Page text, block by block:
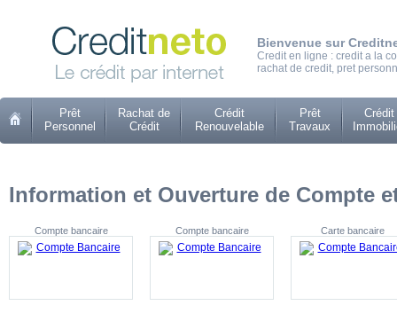
Bienvenue sur
Credit en ligne : credit a la
rachat de credit, pret
Prêt
Personnel
Rachat de
Crédit
Crédit
Renouvelable
Prêt
Travaux
Crédit
Information et Ouverture de Compte
Compte bancaire Compte bancaire Carte bancaire